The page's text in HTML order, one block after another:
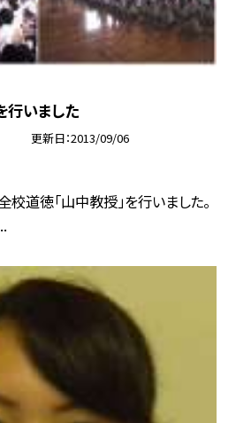
行いました
更新日 2013/09/06
校道徳「山中教授」を行いました。